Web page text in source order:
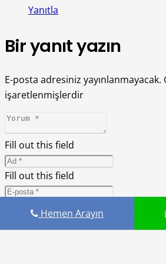
Yanıtla
Bir yanıt yazın
E-posta adresiniz yayınlanmayacak.
işaretlenmişlerdir
Fill out this field
Fill out this field
Lütfen geçerli bir e-posta adresi
Daha sonraki yorumlarımda
Hemen Arayın